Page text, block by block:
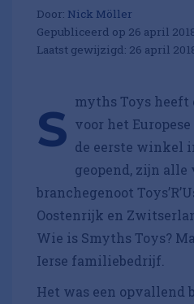
Door: Nick Möller
Gepubliceerd op 26 april
Laatst gewijzigd: 26 april
S myths Toys heeft
voor het
de eerste winkel
geopend, zijn
branchegenoot
Oostenrijk en
Wie is Smyths Toys?
Ierse familiebedrijf.
Het was een opvallend